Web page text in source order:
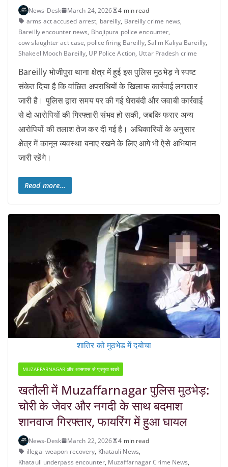
News-Desk March 24, 2026
4 min read
arms act accused arrest, bareilly, Bareilly crime news,
Bareilly encounter news, Bhojipura police encounter,
cow slaughter act case, police firing Bareilly, Salim Kaliya Bareilly,
Shakeel Mooch Bareilly, UP Police Action, Uttar Pradesh crime
Bareilly भोजीपुरा थाना क्षेत्र में हुई इस पुलिस मुठभेड़ ने स्पष्ट
संकेत दिया है कि वांछित अपराधियों के खिलाफ कार्रवाई लगातार
जारी है। पुलिस द्वारा समय पर की गई घेराबंदी और जवाबी कार्रवाई
से दो आरोपियों की गिरफ्तारी संभव हो सकी, जबकि फरार अन्य
आरोपियों की तलाश तेज कर दी गई है। अधिकारियों के अनुसार
क्षेत्र में कानून व्यवस्था बनाए रखने के लिए आगे भी ऐसे अभियान
जारी रहेंगे।
Read more...
शातिर को मुठभेड में दबोचा
MUZAFFARNAGAR और आसपास से प्रमुख खबरें
खतौली में Muzaffarnagar पुलिस मुठभेड़:
चोरी के जेवर और नगदी के साथ बदमाश
शानवाज गिरफ्तार, फायरिंग में हुआ घायल
News-Desk March 22, 2026
4 min read
illegal weapon recovery, Khatauli News,
Khatauli underpass encounter, Muzaffarnagar Crime News,